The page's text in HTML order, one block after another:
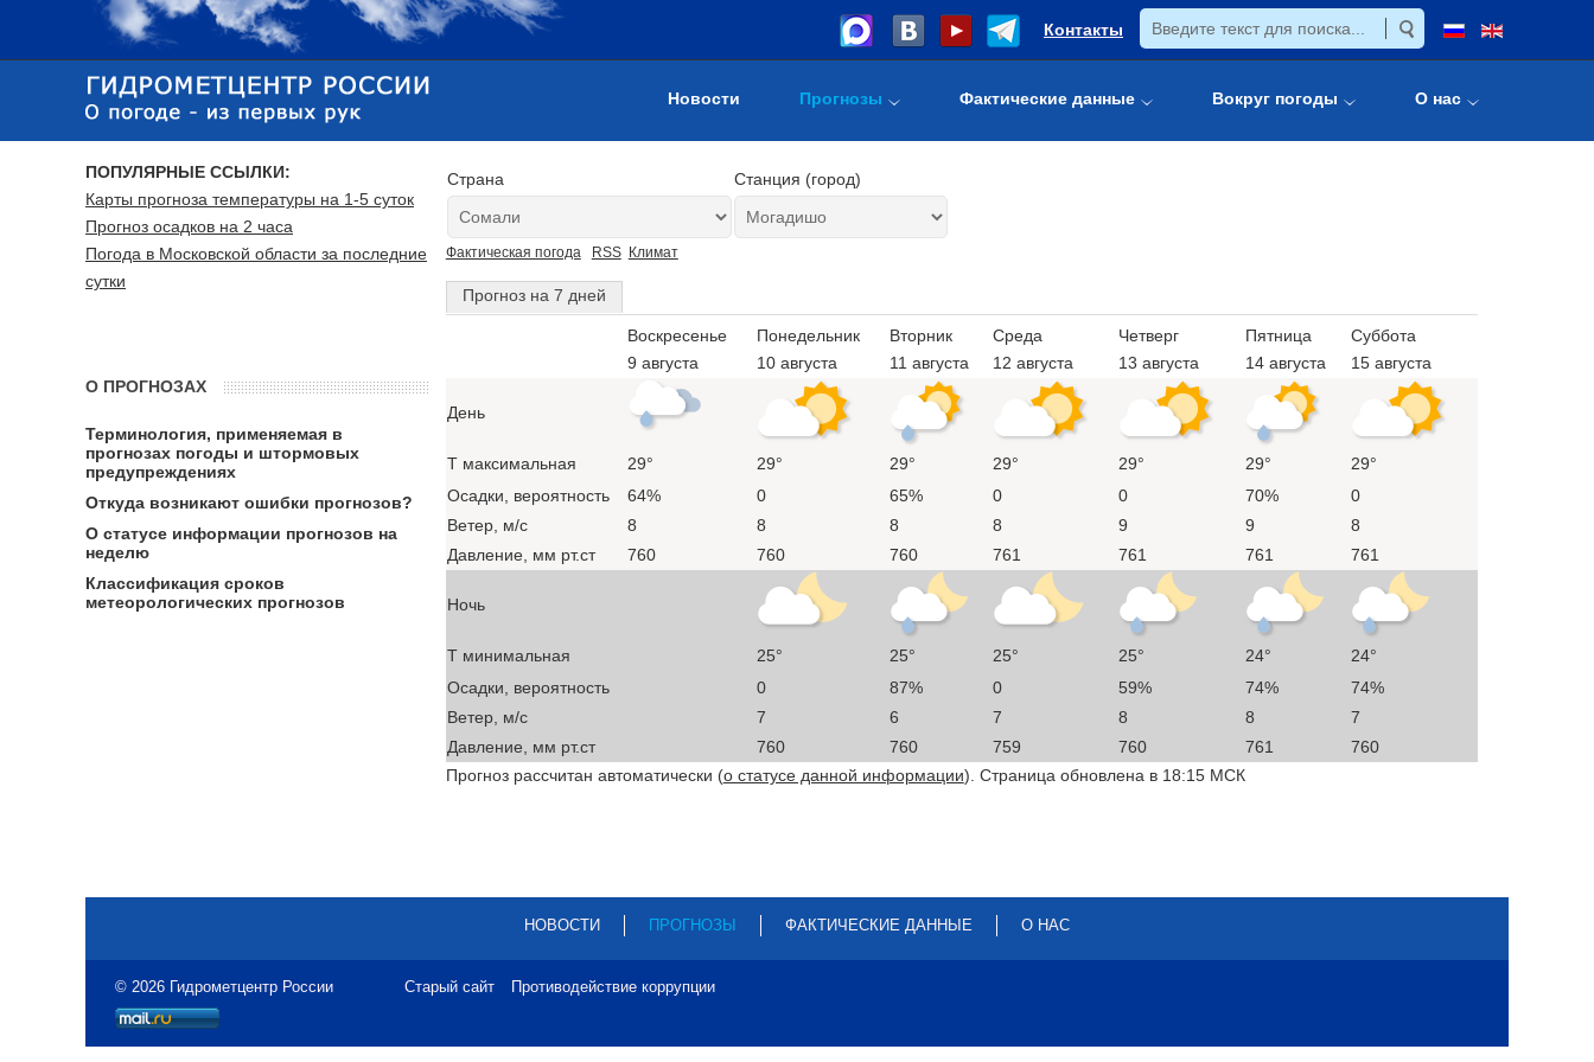
Контакты
Новости Прогнозы Фактические данные Вокруг погоды О нас
Страна Станция (город)
Фактическая погода RSS Климат
Прогноз на 7 дней
Воскресенье
9 августа
Понедельник
10 августа
Вторник
11 августа
Среда
12 августа
Четверг
13 августа
Пятница
14 августа
Суббота
15 августа
День
T максимальная 29° 29° 29° 29° 29° 29°
29°
Осадки, вероятность
64% 0 65% 0 0 70%
0
Ветер, м/с
8 8 8 8 9 9
8
Давление, мм рт.ст
760 760 760 761 761 761 761
Ночь
T минимальная 25° 25° 25° 25° 24°
24°
Осадки, вероятность
0 87% 0 59% 74%
74%
Ветер, м/с
7 6 7 8 8
7
Давление, мм рт.ст
760 760 759 760 761
760
Прогноз рассчитан автоматически (о статусе данной информации). Страница обновлена в 18:15 МСК
ПОПУЛЯРНЫЕ ССЫЛКИ:
Карты прогноза температуры на 1-5 суток
Прогноз осадков на 2 часа
Погода в Московской области за последние
сутки
О ПРОГНОЗАХ
Терминология, применяемая в
прогнозах погоды и штормовых
предупреждениях
Откуда возникают ошибки прогнозов?
О статусе информации прогнозов на
неделю
Классификация сроков
метеорологических прогнозов
НОВОСТИ ПРОГНОЗЫ ФАКТИЧЕСКИЕ ДАННЫЕ О НАС
© 2026 Гидрометцентр России Старый сайт Противодействие коррупции